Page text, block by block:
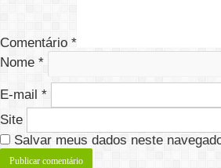
Comentário *
Nome *
E-mail *
Site
Salvar meus dados neste